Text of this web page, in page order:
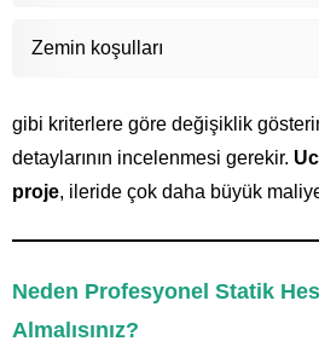
Zemin koşulları
gibi kriterlere göre değişiklik
detaylarının incelenmesi gerekir.
proje, ileride çok daha büyük
Neden Profesyonel Statik
Almalısınız?